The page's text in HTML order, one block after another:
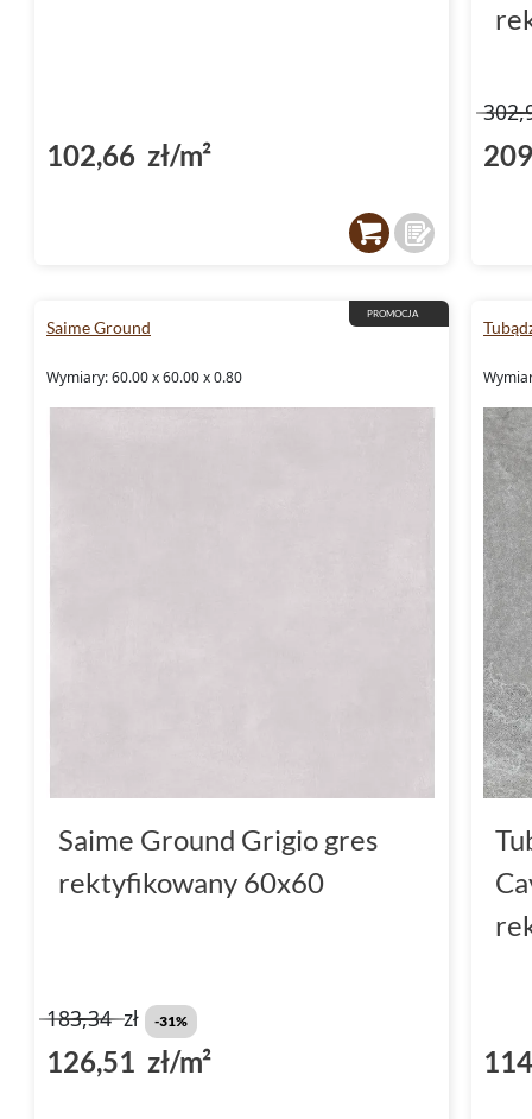
102,66 zł/m²
PROMOCJA
Saime Ground
Wymiary: 60.00 x 60.00 x 0.80
Saime Ground Grigio gres
rektyfikowany 60x60
183,34zł -31%
126,51 zł/m²